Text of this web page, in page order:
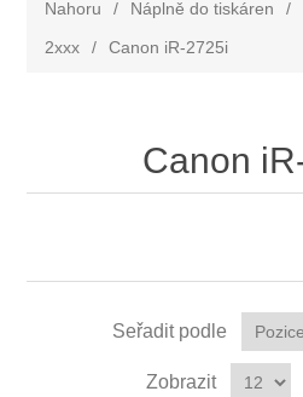
Nahoru / Náplně do tiskáren /
2xxx
/ Canon iR-2725i
Canon
Seřadit podle
Zobrazit